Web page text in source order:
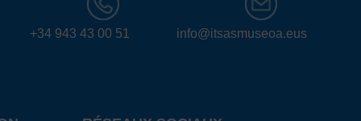
+34 943 43 00 51 info@itsasmuseoa.eus